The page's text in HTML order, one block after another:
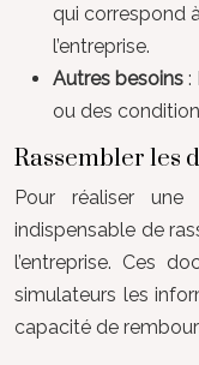
qui correspond
l’entreprise.
Autres besoins :
ou des
Rassembler les
Pour réaliser
indispensable de
l’entreprise. Ces
simulateurs les
capacité de